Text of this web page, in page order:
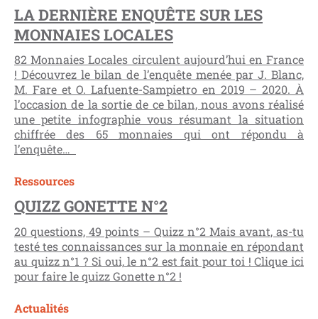
LA DERNIÈRE ENQUÊTE SUR LES
MONNAIES LOCALES
82 Monnaies Locales circulent aujourd’hui en France
! Découvrez le bilan de l’enquête menée par J. Blanc,
M. Fare et O. Lafuente-Sampietro en 2019 – 2020. À
l’occasion de la sortie de ce bilan, nous avons réalisé
une petite infographie vous résumant la situation
chiffrée des 65 monnaies qui ont répondu à
l’enquête…
Ressources
QUIZZ GONETTE N°2
20 questions, 49 points – Quizz n°2 Mais avant, as-tu
testé tes connaissances sur la monnaie en répondant
au quizz n°1 ? Si oui, le n°2 est fait pour toi ! Clique ici
pour faire le quizz Gonette n°2 !
Actualités